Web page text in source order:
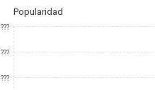
Popularidad
???
???
???